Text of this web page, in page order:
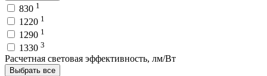
830 1
1220 1
1290 1
1330 3
Расчетная световая эффективность, лм/Вт
Выбрать все